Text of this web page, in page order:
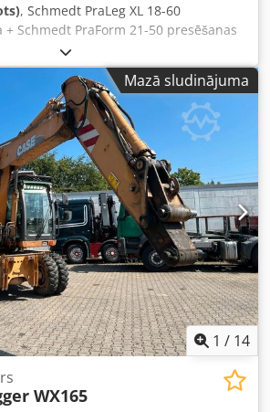
, Schmedt PraLeg XL 18-60
Schmedt PraForm 21-50 presēšanas
gadā. Schmedt PraLeg XL 18-60
iekārta Iekārta labā stāvoklī,
ievieto grāmatu bloku sagatavotā
ar divām līmjierīcēm un gludas līmes
iespēju. Dcsdpfx Aszdazbelaok
80 – 450 mm Bloka platums: 110
2 – 80 mm Ražīgums: apm. 200 –
Svars: 300 kg Ražots Vācijā.
50 presēšanas iekārta Grāmatu prese
Schmedt, Vācijā. Iekārta ļoti labā
darbam ražošanā. Tehniskie
420 x 520 x 100 mm Svars: 220
gaiss. Cena norādīta par abām
Mazā sludinājuma
1 / 14
WX165